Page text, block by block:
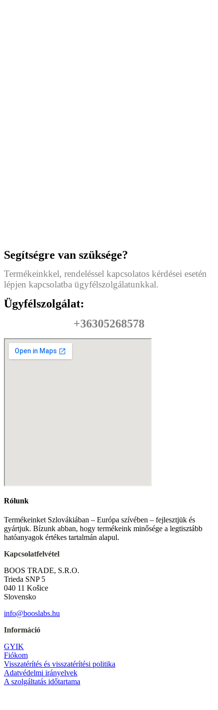
Segítségre van szüksége?
Termékeinkkel, rendeléssel kapcsolatos kérdései esetén
lépjen kapcsolatba ügyfélszolgálatunkkal.
Ügyfélszolgálat:
+36305268578
Rólunk
Termékeinket Szlovákiában – Európa szívében – fejlesztjük és
gyártjuk. Bízunk abban, hogy termékeink minősége a legtisztább
hatóanyagok értékes tartalmán alapul.
Kapcsolatfelvétel
BOOS TRADE, S.R.O.
Trieda SNP 5
040 11 Košice
Slovensko
info@booslabs.hu
Információ
GYIK
Fiókom
Visszatérítés és visszatérítési politika
Adatvédelmi irányelvek
A szolgáltatás időtartama